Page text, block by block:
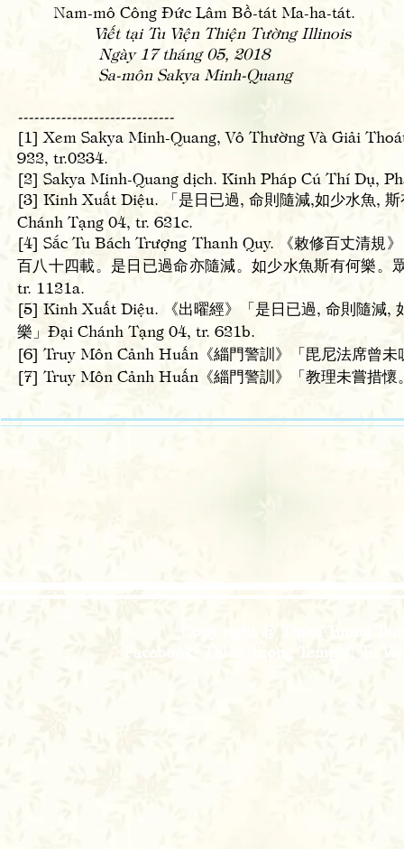
Nam-mô Công Đức Lâm Bồ-tát Ma-ha-tát.
Viết tại Tu Viện Thiện Tường Illinois
Ngày 17 tháng 05, 2018
Sa-môn Sakya Minh-Quang
-----------------------------
[1] Xem Sakya Minh-Quang, Vô Thường Và Giải
922, tr.0234.
[2] Sakya Minh-Quang dịch. Kinh Pháp Cú Thí Dụ,
[3] Kinh Xuất Diệu. 「是日已過, 命則隨減,如少水魚,
Chánh Tạng 04, tr. 621c.
[4] Sắc Tu Bách Trượng Thanh Quy. 《敕修百丈清規
百八十四載。是日已過命亦隨減。如少水魚斯有何樂
tr. 1121a.
[5] Kinh Xuất Diệu. 《出曜經》「是日已過, 命則隨減,
樂」Đại Chánh Tạng 04, tr. 621b.
[6] Truy Môn Cảnh Huấn《緇門警訓》「毘尼法席曾
[7] Truy Môn Cảnh Huấn《緇門警訓》「教理未嘗措
Copy right @ Thien Tuong
Facebook: Thien Tuong Temple; Tu